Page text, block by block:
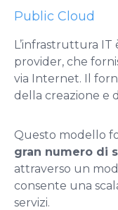
Public Cloud
L’infrastruttura IT
provider, che
via Internet. Il
della creazione e
Questo modello
gran numero di
attraverso un
consente una
servizi.